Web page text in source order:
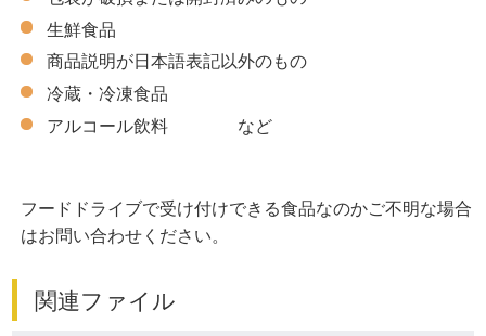
生鮮食品
商品説明が日本語表記以外のもの
冷蔵・冷凍食品
アルコール飲料 など
フードドライブで受け付けできる食品なのかご不明な場合
はお問い合わせください。
関連ファイル